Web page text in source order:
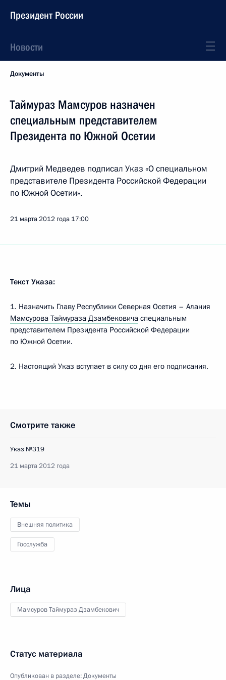
Президент России
Новости
Документы
Таймураз Мамсуров назначен
специальным представителем
Президента по Южной Осетии
Дмитрий Медведев подписал Указ «О специальном
представителе Президента Российской Федерации
по Южной Осетии».
21 марта 2012 года 17:00
Текст Указа:
1. Назначить Главу Республики Северная Осетия – Алания
Мамсурова Таймураза Дзамбековича специальным
представителем Президента Российской Федерации
по Южной Осетии.
2. Настоящий Указ вступает в силу со дня его подписания.
Смотрите также
Указ №319
21 марта 2012 года
Темы
Внешняя политика
Госслужба
Лица
Мамсуров Таймураз Дзамбекович
Статус материала
Опубликован в разделе:Документы